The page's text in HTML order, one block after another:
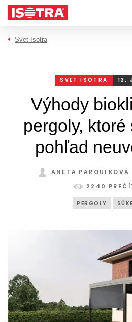
Preskočiť na obsah
Svet Isotra
SVET ISOTRA 13.
Výhody
pergoly,
pohľad
ANETA PAROULKOVÁ
2240
PERGOLY